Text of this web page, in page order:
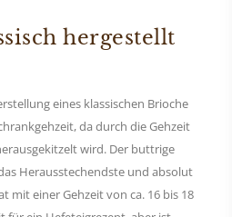
hergestellt
eines klassischen Brioche
da durch die Gehzeit
wird. Der buttrige
Herausstechendste und absolut
mit einer Gehzeit von ca. 16 bis 18